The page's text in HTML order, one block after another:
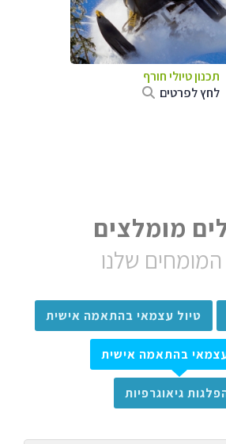
תכנון טיולי חורף
לחץ לפרטים
מומלצים
שלנו
טיול עצמאי בהתאמה אישית
בהתאמה אישית
גיאוגרפיות